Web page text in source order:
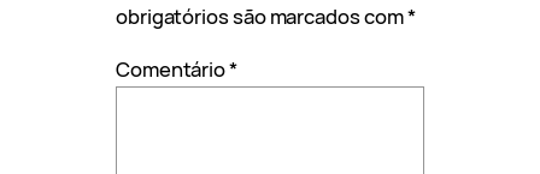
obrigatórios são marcados com*
Comentário*